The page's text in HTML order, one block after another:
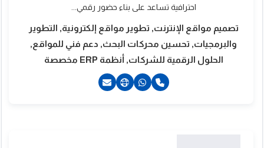
احترافية تساعد على بناء حضور رقمي...
تصميم مواقع الإنترنت, تطوير مواقع إلكترونية, التطوير
والبرمجيات, تحسين محركات البحث, دعم فني للمواقع,
الحلول الرقمية للشركات, أنظمة ERP مخصصة